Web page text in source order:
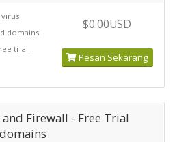
domains
trial.
$0.00USD
Pesan Sekarang
Firewall - Free Trial